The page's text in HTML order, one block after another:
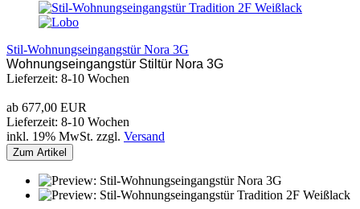
Stil-Wohnungseingangstür Nora 3G
Wohnungseingangstür Stiltür Nora 3G
Lieferzeit: 8-10 Wochen
ab 677,00 EUR
Lieferzeit: 8-10 Wochen
inkl. 19% MwSt. zzgl. Versand
Zum Artikel